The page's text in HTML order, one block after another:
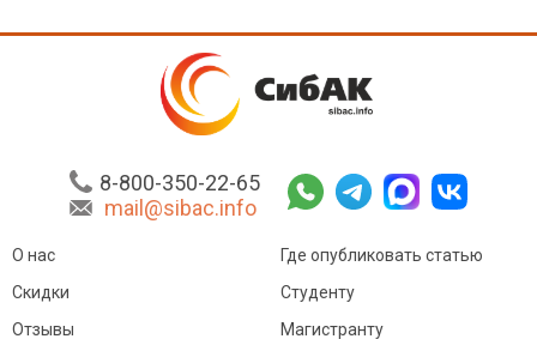
8-800-350-22-65
mail@sibac.info
О нас
Скидки
Отзывы
Где опубликовать статью
Студенту
Магистранту